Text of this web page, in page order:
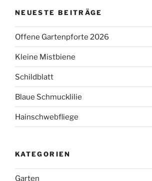
NEUESTE BEITRÄGE
Offene Gartenpforte 2026
Kleine Mistbiene
Schildblatt
Blaue Schmucklilie
Hainschwebfliege
KATEGORIEN
Garten